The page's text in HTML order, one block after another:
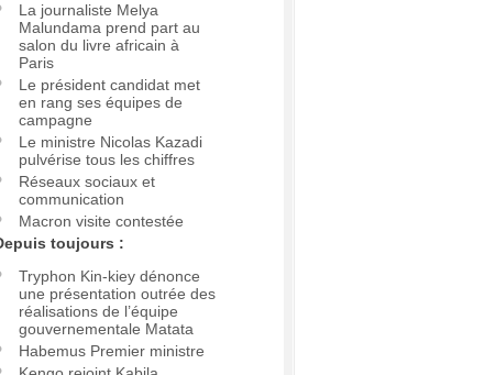
La journaliste Melya
Malundama prend part au
salon du livre africain à
Paris
Le président candidat met
en rang ses équipes de
campagne
Le ministre Nicolas Kazadi
pulvérise tous les chiffres
Réseaux sociaux et
communication
Macron visite contestée
toujours :
Tryphon Kin-kiey dénonce
une présentation outrée des
réalisations de l’équipe
gouvernementale Matata
Habemus Premier ministre